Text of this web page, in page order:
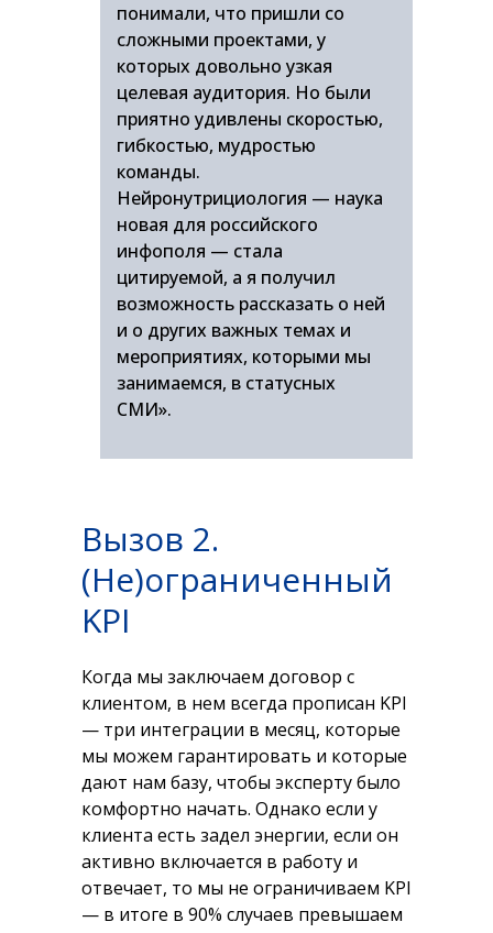
понимали, что пришли со
сложными проектами, у
которых довольно узкая
целевая аудитория. Но были
приятно удивлены скоростью,
гибкостью, мудростью
команды.
Нейронутрициология — наука
новая для российского
инфополя — стала
цитируемой, а я получил
возможность рассказать о ней
и о других важных темах и
мероприятиях, которыми мы
занимаемся, в статусных
СМИ».
Вызов 2.
(Не)ограниченный
KPI
Когда мы заключаем договор с
клиентом, в нем всегда прописан KPI
— три интеграции в месяц, которые
мы можем гарантировать и которые
дают нам базу, чтобы эксперту было
комфортно начать. Однако если у
клиента есть задел энергии, если он
активно включается в работу и
отвечает, то мы не ограничиваем KPI
— в итоге в 90% случаев превышаем